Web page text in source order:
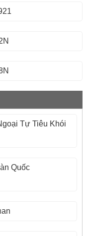
Tự Tiêu Khói
Quốc